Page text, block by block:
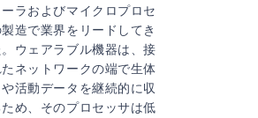
ラおよびマイクロプロセ
造で業界をリードしてき
。ウェアラブル機器は、接
ネットワークの端で生体
活動データを継続的に収
め、そのプロセッサは低